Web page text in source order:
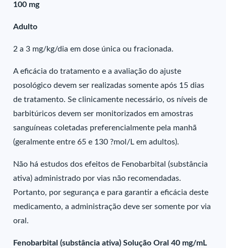
100 mg
Adulto
2 a 3 mg/kg/dia em dose única ou fracionada.
A eficácia do tratamento e a avaliação do ajuste
posológico devem ser realizadas somente após 15 dias
de tratamento. Se clinicamente necessário, os níveis de
barbitúricos devem ser monitorizados em amostras
sanguíneas coletadas preferencialmente pela manhã
(geralmente entre 65 e 130 ?mol/L em adultos).
Não há estudos dos efeitos de Fenobarbital (substância
ativa) administrado por vias não recomendadas.
Portanto, por segurança e para garantir a eficácia deste
medicamento, a administração deve ser somente por via
oral.
Fenobarbital (substância ativa) Solução Oral 40 mg/mL